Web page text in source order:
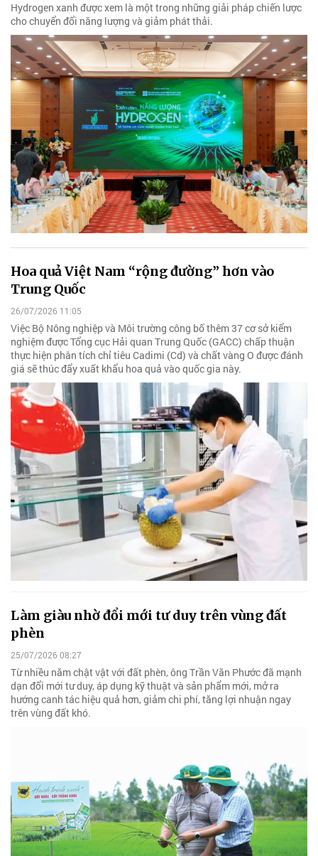
Hydrogen xanh được xem là một trong những giải pháp chiến lược
cho chuyển đổi năng lượng và giảm phát thải.
Hoa quả Việt Nam “rộng đường” hơn vào
Trung Quốc
26/07/2026 11:05
Việc Bộ Nông nghiệp và Môi trường công bố thêm 37 cơ sở kiểm
nghiệm được Tổng cục Hải quan Trung Quốc (GACC) chấp thuận
thực hiện phân tích chỉ tiêu Cadimi (Cd) và chất vàng O được đánh
giá sẽ thúc đẩy xuất khẩu hoa quả vào quốc gia này.
Làm giàu nhờ đổi mới tư duy trên vùng đất
phèn
25/07/2026 08:27
Từ nhiều năm chật vật với đất phèn, ông Trần Văn Phước đã mạnh
dạn đổi mới tư duy, áp dụng kỹ thuật và sản phẩm mới, mở ra
hướng canh tác hiệu quả hơn, giảm chi phí, tăng lợi nhuận ngay
trên vùng đất khó.